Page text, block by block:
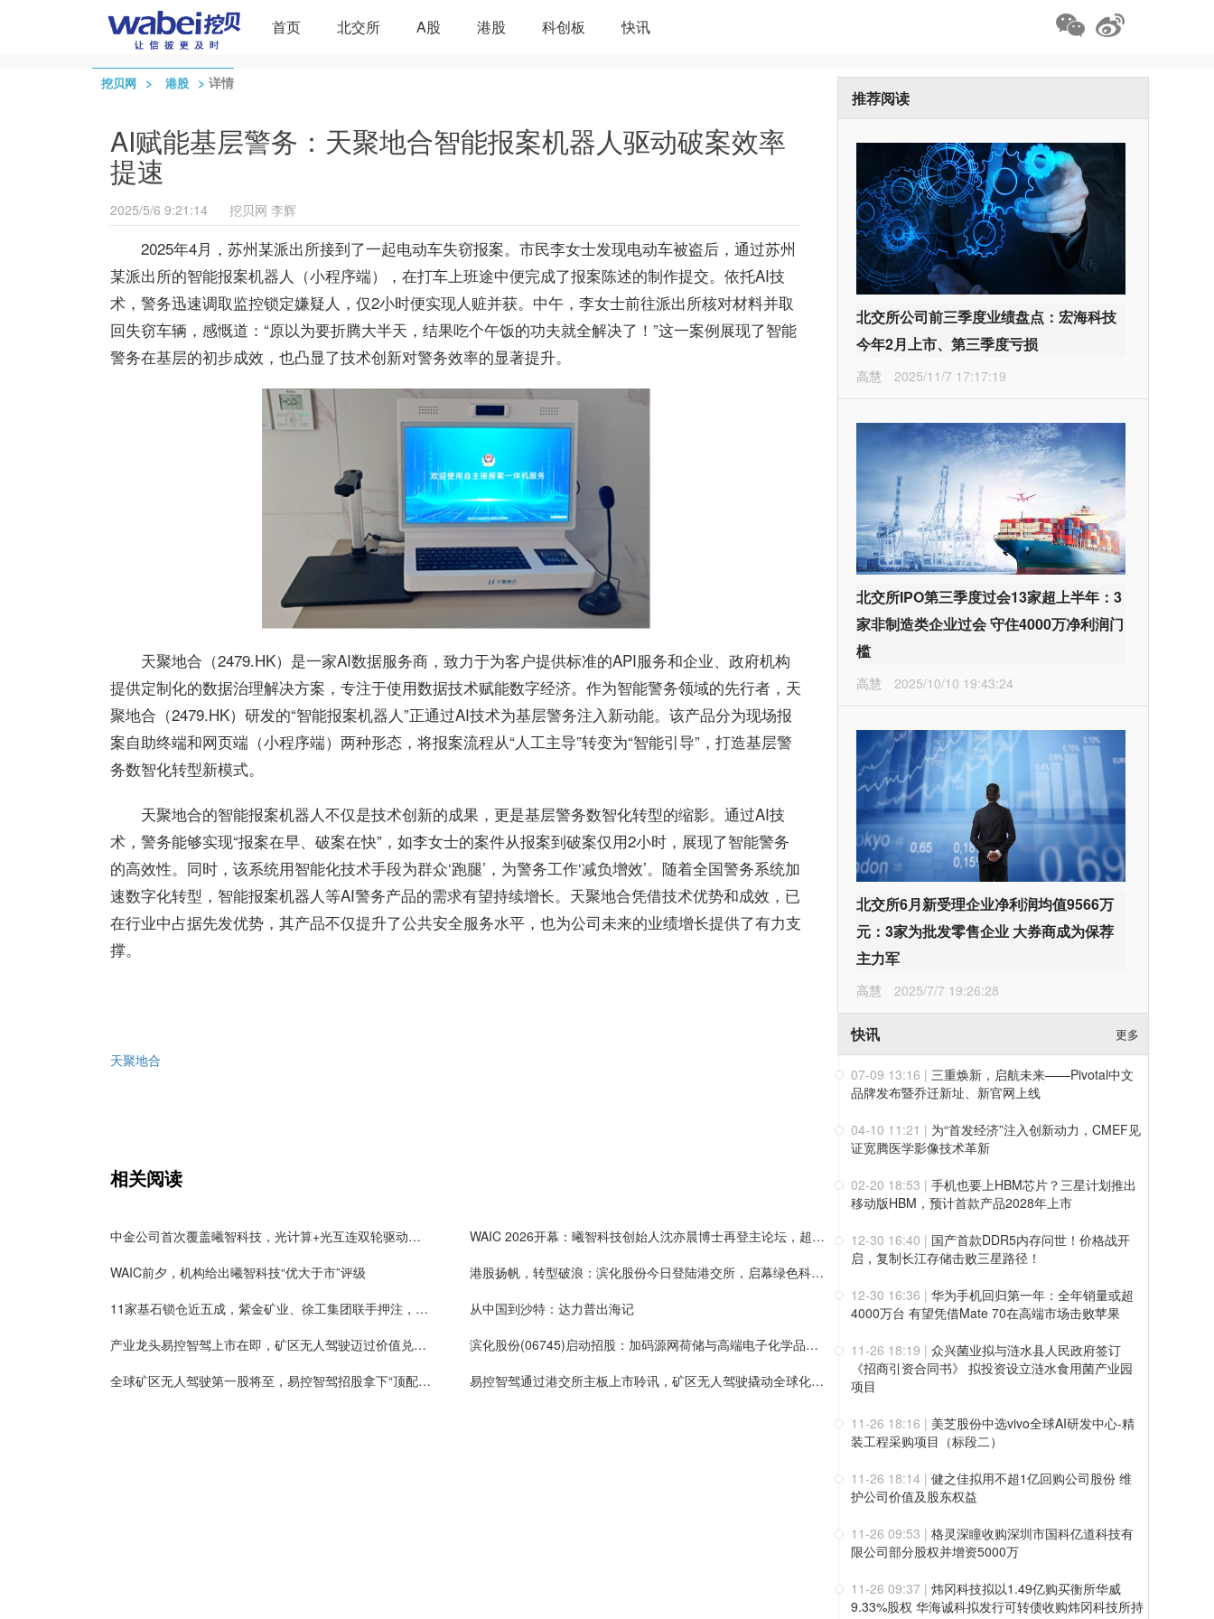
首页 北交所 A股 港股 科创板 快讯
挖贝网 > 港股 > 详情
AI赋能基层警务：天聚地合智能报案机器人驱动破案效率
提速
2025/5/6 9:21:14 挖贝网 李辉
2025年4月，苏州某派出所接到了一起电动车失窃报案。市民李女士发现电动车被盗后，通过苏州
某派出所的智能报案机器人（小程序端），在打车上班途中便完成了报案陈述的制作提交。依托AI技
术，警务迅速调取监控锁定嫌疑人，仅2小时便实现人赃并获。中午，李女士前往派出所核对材料并取
回失窃车辆，感慨道：“原以为要折腾大半天，结果吃个午饭的功夫就全解决了！”这一案例展现了智能
警务在基层的初步成效，也凸显了技术创新对警务效率的显著提升。
天聚地合（2479.HK）是一家AI数据服务商，致力于为客户提供标准的API服务和企业、政府机构
提供定制化的数据治理解决方案，专注于使用数据技术赋能数字经济。作为智能警务领域的先行者，天
聚地合（2479.HK）研发的“智能报案机器人”正通过AI技术为基层警务注入新动能。该产品分为现场报
案自助终端和网页端（小程序端）两种形态，将报案流程从“人工主导”转变为“智能引导”，打造基层警
务数智化转型新模式。
天聚地合的智能报案机器人不仅是技术创新的成果，更是基层警务数智化转型的缩影。通过AI技
术，警务能够实现“报案在早、破案在快”，如李女士的案件从报案到破案仅用2小时，展现了智能警务
的高效性。同时，该系统用智能化技术手段为群众‘跑腿’，为警务工作‘减负增效’。随着全国警务系统加
速数字化转型，智能报案机器人等AI警务产品的需求有望持续增长。天聚地合凭借技术优势和成效，已
在行业中占据先发优势，其产品不仅提升了公共安全服务水平，也为公司未来的业绩增长提供了有力支
撑。
天聚地合
相关阅读
中金公司首次覆盖曦智科技，光计算+光互连双轮驱动长期成长
WAIC 2026开幕：曦智科技创始人沈亦晨博士再登主论坛，超节点方案连续两年入选SAIL奖
WAIC前夕，机构给出曦智科技“优大于市”评级
港股扬帆，转型破浪：滨化股份今日登陆港交所，启幕绿色科技化工新征程
11家基石锁仓近五成，紫金矿业、徐工集团联手押注，易控智驾今日登陆港交所挂牌上市
从中国到沙特：达力普出海记
产业龙头易控智驾上市在即，矿区无人驾驶迈过价值兑现“分水岭”
滨化股份(06745)启动招股：加码源网荷储与高端电子化学品，中国宏桥、鲁花等加持基石投资
全球矿区无人驾驶第一股将至，易控智驾招股拿下“顶配”基石阵容
易控智驾通过港交所主板上市聆讯，矿区无人驾驶撬动全球化增长空间
推荐阅读
北交所公司前三季度业绩盘点：宏海科技
今年2月上市、第三季度亏损
高慧 2025/11/7 17:17:19
北交所IPO第三季度过会13家超上半年：3
家非制造类企业过会 守住4000万净利润门
槛
高慧 2025/10/10 19:43:24
北交所6月新受理企业净利润均值9566万
元：3家为批发零售企业 大券商成为保荐
主力军
高慧 2025/7/7 19:26:28
快讯 更多
07-09 13:16 | 三重焕新，启航未来——Pivotal中文
品牌发布暨乔迁新址、新官网上线
04-10 11:21 | 为“首发经济”注入创新动力，CMEF见
证宽腾医学影像技术革新
02-20 18:53 | 手机也要上HBM芯片？三星计划推出
移动版HBM，预计首款产品2028年上市
12-30 16:40 | 国产首款DDR5内存问世！价格战开
启，复制长江存储击败三星路径！
12-30 16:36 | 华为手机回归第一年：全年销量或超
4000万台 有望凭借Mate 70在高端市场击败苹果
11-26 18:19 | 众兴菌业拟与涟水县人民政府签订
《招商引资合同书》 拟投资设立涟水食用菌产业园
项目
11-26 18:16 | 美芝股份中选vivo全球AI研发中心-精
装工程采购项目（标段二）
11-26 18:14 | 健之佳拟用不超1亿回购公司股份 维
护公司价值及股东权益
11-26 09:53 | 格灵深瞳收购深圳市国科亿道科技有
限公司部分股权并增资5000万
11-26 09:37 | 炜冈科技拟以1.49亿购买衡所华威
9.33%股权 华海诚科拟发行可转债收购炜冈科技所持